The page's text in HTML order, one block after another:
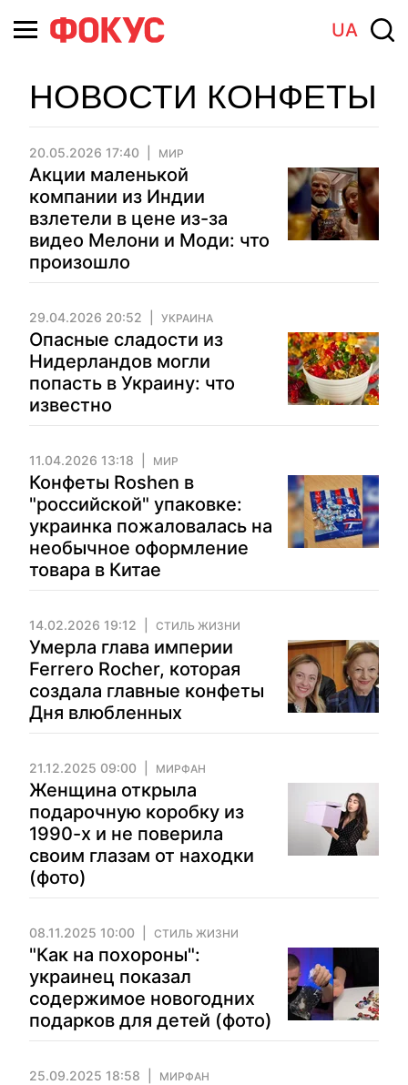
UA
НОВОСТИ КОНФЕТЫ
20.05.2026 17:40 МИР
Акции маленькой
компании из Индии
взлетели в цене из-за
видео Мелони и Моди: что
произошло
29.04.2026 20:52 УКРАИНА
Опасные сладости из
Нидерландов могли
попасть в Украину: что
известно
11.04.2026 13:18 МИР
Конфеты Roshen в
"российской" упаковке:
украинка пожаловалась на
необычное оформление
товара в Китае
14.02.2026 19:12 СТИЛЬ ЖИЗНИ
Умерла глава империи
Ferrero Rocher, которая
создала главные конфеты
Дня влюбленных
21.12.2025 09:00 МИРФАН
Женщина открыла
подарочную коробку из
1990-х и не поверила
своим глазам от находки
(фото)
08.11.2025 10:00 СТИЛЬ ЖИЗНИ
"Как на похороны":
украинец показал
содержимое новогодних
подарков для детей (фото)
25.09.2025 18:58 МИРФАН